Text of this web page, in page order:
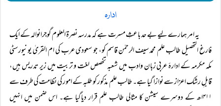
ادارہ
یہ امر ہمارے لیے بے حد باعثِ مسرت ہے کہ مدرسہ نصرۃ العلوم گوجرانوالہ کے ایک
فارغ التحصیل طالب علم محمد سیف الرحمٰن قاسم کو، جو سعودی عرب کی ام القریٰ یونیورسٹی
مکہ مکرمہ کے ادارۂ عربی زبان وادب میں شعبہ تخصص لغت و تربیت میں زیر تدریس ہیں،
قابلِ رشک اعزاز سے نوازا گیا ہے۔ طالب علم مذکور کو طلبہ کے امور کی نظامت کی طرف سے
۴۱۱اھ کے دوسرے سیشن کا مثالی طالب علم قرار دیاگیا ہے۔ اس ضمن میں انہیں